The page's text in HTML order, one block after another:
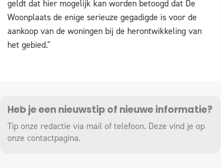
geldt dat hier mogelijk kan worden betoogd dat De
Woonplaats de enige serieuze gegadigde is voor de
aankoop van de woningen bij de herontwikkeling van
het gebied."
Heb je een nieuwstip of nieuwe informatie?
Tip onze redactie via mail of telefoon. Deze vind je op
onze contactpagina.